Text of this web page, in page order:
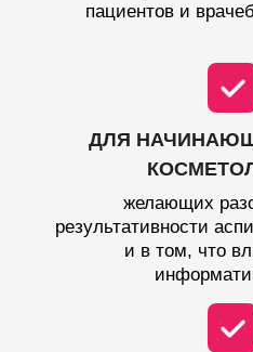
пациентов и
ДЛЯ
желающих
результативности
и в том, что